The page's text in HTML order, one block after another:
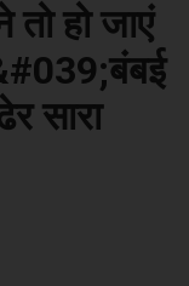
हो जाएं
सारा